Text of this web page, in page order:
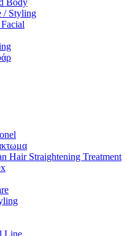
/ Styling
Hair Straightening Treatment
Line